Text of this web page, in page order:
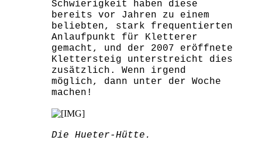
Schwierigkeit haben diese
bereits vor Jahren zu einem
beliebten, stark frequentierten
Anlaufpunkt für Kletterer
gemacht, und der 2007 eröffnete
Klettersteig unterstreicht dies
zusätzlich. Wenn irgend
möglich, dann unter der Woche
machen!
Die Hueter-Hütte.